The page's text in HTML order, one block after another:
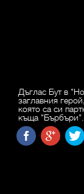
Дъглас Бут в
заглавния
която са си
къща "Бърбъри".